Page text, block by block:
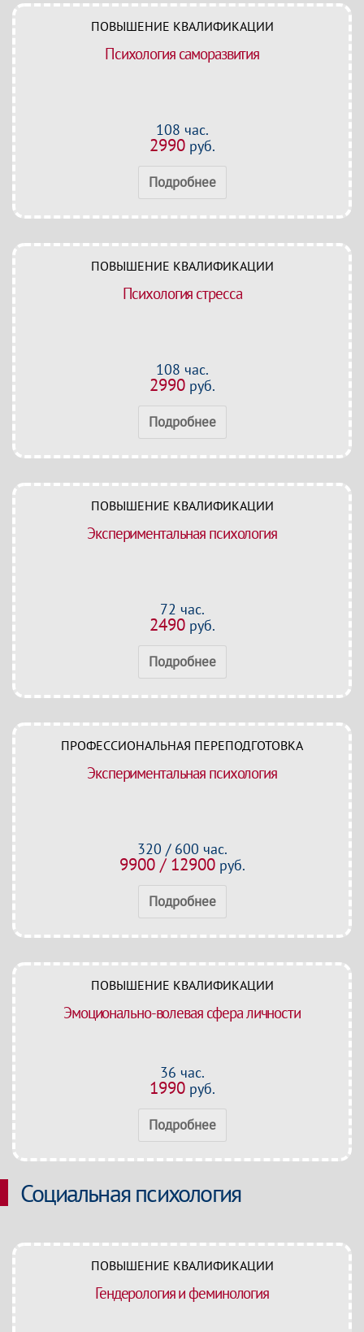
ПОВЫШЕНИЕ КВАЛИФИКАЦИИ
Психология саморазвития
108 час.
2990руб.
Подробнее
ПОВЫШЕНИЕ КВАЛИФИКАЦИИ
Психология стресса
108 час.
2990руб.
Подробнее
ПОВЫШЕНИЕ КВАЛИФИКАЦИИ
Экспериментальная психология
72 час.
2490руб.
Подробнее
ПРОФЕССИОНАЛЬНАЯ ПЕРЕПОДГОТОВКА
Экспериментальная психология
320 / 600 час.
9900 / 12900руб.
Подробнее
ПОВЫШЕНИЕ КВАЛИФИКАЦИИ
Эмоционально-волевая сфера личности
36 час.
1990руб.
Подробнее
Социальная психология
ПОВЫШЕНИЕ КВАЛИФИКАЦИИ
Гендерология и феминология